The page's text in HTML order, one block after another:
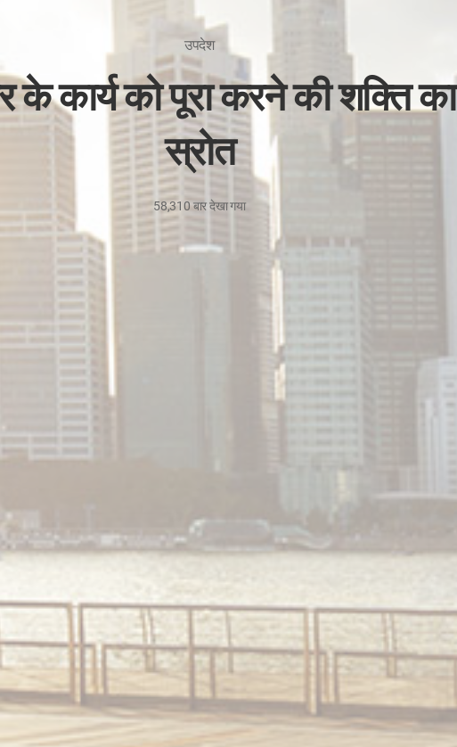
उपदेश
के कार्य को पूरा करने की शक्ति का
स्रोत
2
2026
58,310 बार देखा गया